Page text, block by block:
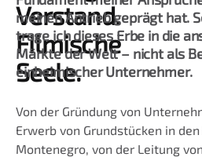
Verstand.
Filmische
Seele.
meinen Antrieb geprägt hat.
trage ich dieses Erbe in die
Märkte der Welt – nicht als
einheimischer Unternehmer.
Von der Gründung von
Erwerb von Grundstücken in
Montenegro, von der Leitung von